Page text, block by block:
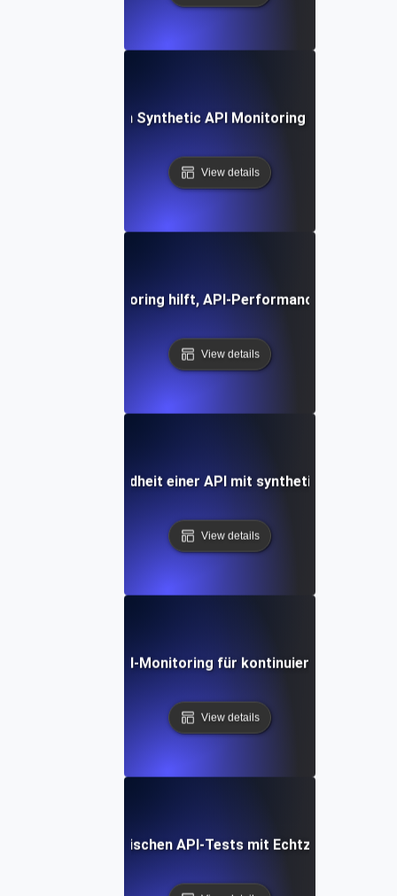
Future Trends in Synthetic API Monitoring and
View details
Monitoring hilft, API-Performance-Probleme
View details
Wie man die Gesundheit einer API mit synthetischen
View details
synthetisches API-Monitoring für kontinuierliche
View details
von synthetischen API-Tests mit Echtzeit-